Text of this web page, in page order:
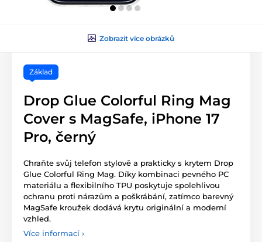
Zobrazit více obrázků
Základ
Drop Glue Colorful Ring Mag
Cover s MagSafe, iPhone 17
Pro, černý
Chraňte svůj telefon stylově a prakticky s krytem Drop
Glue Colorful Ring Mag. Díky kombinaci pevného PC
materiálu a flexibilního TPU poskytuje spolehlivou
ochranu proti nárazům a poškrábání, zatímco barevný
MagSafe kroužek dodává krytu originální a moderní
vzhled.
Více informací ›